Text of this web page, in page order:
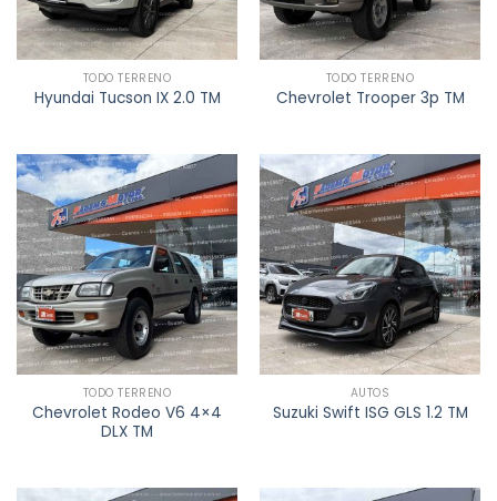
TODO TERRENO
Hyundai Tucson IX 2.0 TM
TODO TERRENO
Chevrolet Trooper 3p TM
TODO TERRENO
Chevrolet Rodeo V6 4×4
DLX TM
AUTOS
Suzuki Swift ISG GLS 1.2 TM